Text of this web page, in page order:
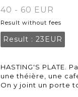
40 - 60 EUR
Result without fees
Result : 23EUR
HASTING'S
une théière, une
On y joint un porte